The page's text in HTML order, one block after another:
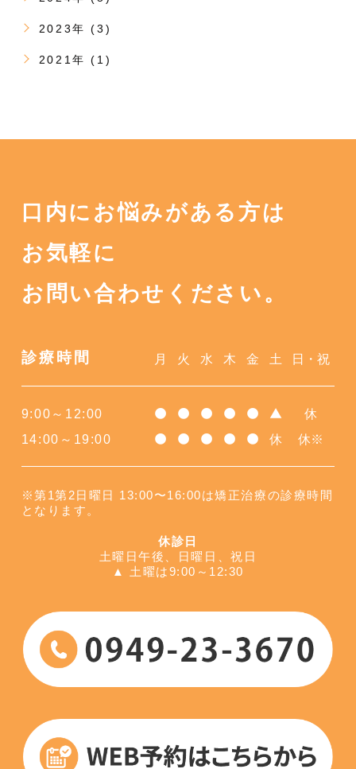
2023年 (3)
2021年 (1)
口内にお悩みがある方は
お気軽に
お問い合わせください。
診療時間 月 火 水 木 金 土 日・祝
9:00～12:00 ● ● ● ● ● ▲
休
14:00～19:00
● ● ● ● ● 休 休※
※第1第2日曜日 13:00〜16:00は矯正治療の診療時間
となります。
休診日
土曜日午後、日曜日、祝日
▲ 土曜は9:00～12:30